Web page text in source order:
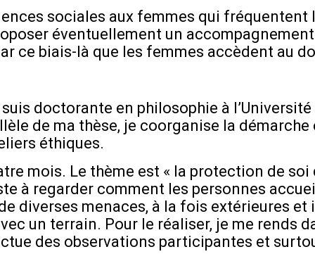
sociales aux femmes qui fréquentent
éventuellement un
ce biais-là que les femmes accèdent au
doctorante en philosophie à
de ma thèse, je coorganise la
éthiques.
mois. Le thème est « la protection de
à regarder comment les personnes
diverses menaces, à la fois extérieures
un terrain. Pour le réaliser, je me rends
des observations participantes et